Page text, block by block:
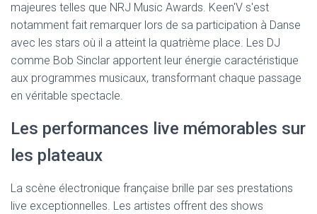
majeures telles que NRJ Music Awards. Keen'V s'est
notamment fait remarquer lors de sa participation à Danse
avec les stars où il a atteint la quatrième place. Les DJ
comme Bob Sinclar apportent leur énergie caractéristique
aux programmes musicaux, transformant chaque passage
en véritable spectacle.
Les performances live mémorables sur
les plateaux
La scène électronique française brille par ses prestations
live exceptionnelles. Les artistes offrent des shows